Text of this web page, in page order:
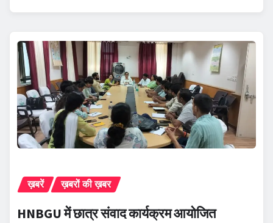
ख़बरें ख़बरों की ख़बर
HNBGU में छात्र संवाद कार्यक्रम आयोजित